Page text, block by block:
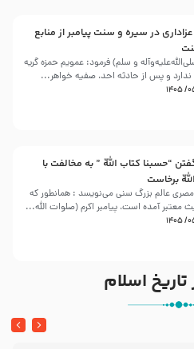
در سیره و سنت پیامبر از منابع
و سلم) فرمود: عمویم حمزه گریه
ندارد و پس از حادثه احد، صفیه خواهر...
“حسبنا كتاب اللّه ” به مخالفت با
برخاست
خفاجی مصری عالم بزرگ سنی می‌نویسد : همانطور که
معتبر آمده است، پیامبر اکرم (صلوات اللّه...
اسلام